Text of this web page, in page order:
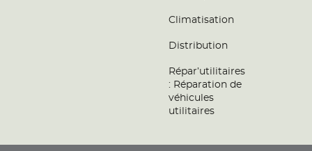
10 BIS AVENUE MIREBEAU
92340 BOURG-LA-REINE
Fermé actuellement
Climatisation
Distribution
Répar’utilitaires
: Réparation de
véhicules
utilitaires